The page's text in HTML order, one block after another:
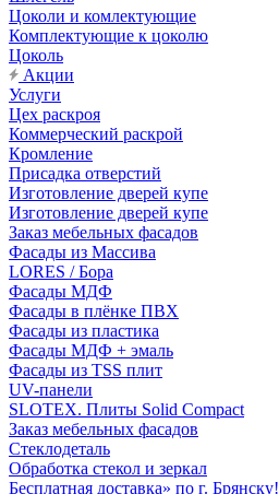
Цоколи и комлектующие
Комплектующие к цоколю
Цоколь
Акции
Услуги
Цех раскроя
Коммерческий раскрой
Кромление
Присадка отверстий
Изготовление дверей купе
Изготовление дверей купе
Заказ мебельных фасадов
Фасады из Массива
LORES / Бора
Фасады МДФ
Фасады в плёнке ПВХ
Фасады из пластика
Фасады МДФ + эмаль
Фасады из TSS плит
UV-панели
SLOTEX. Плиты Solid Compact
Заказ мебельных фасадов
Стеклодеталь
Обработка стекол и зеркал
Бесплатная доставка» по г. Брянску!